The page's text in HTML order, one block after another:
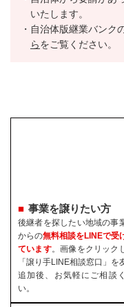
いたします。
自治体版継業バンク
らをご覧ください。
事業を譲りたい方
後継者を探したい地域の事
からの無料相談をLINEで受
ています。画像をクリック
「譲り手LINE相談窓口」を
追加後、お気軽にご相談
い。